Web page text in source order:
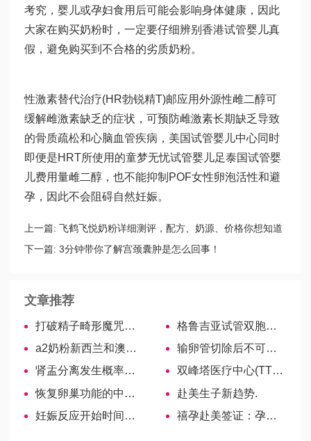
考究，婴儿或孕妇食用后可能会影响身体健康，因此
大家在购买奶粉时，一定要仔细辨别 香港试管婴儿真
假，避免购买到不合格的劣质奶粉。
性激素替代治疗(HR勃锐精T)邮应用外源性雌二醇可
缓解雌激素缺乏的症状，可预防雌激素长期缺乏导致
的骨质疏松和心脑血管疾病，美国试管婴儿中心同时
即便是HRT所使用的童梦无忧试管婴儿足泰国试管婴
儿费用量雌二醇，也不能抑制POF女性卵泡活性和避
孕，因此不会阻碍自然妊娠。
上一篇: 飞鹤飞悦奶粉详细测评，配方、奶源、价格你想知道
的这里都有！
下一篇: 3分钟带你了解宫颈囊肿是怎么回事！
文章推荐
打破精子畸形魔咒，学会这些帮你恢复
格鲁吉亚试管双胞胎费用汇总，3点决定价格！
a2奶粉新西兰和澳洲哪个好？一目了然！
输卵管切除后不可自然怀孕，试管：别怕！有我
肾盂分离发生概率并不高，100个胎儿中真没几个会出现
双峰塔医疗中心(TTMC)
恢复卵巢功能的中成药众多，辩证论治用药效果更好
赴美生子新趋势.
妊娠反应开始时间有差异！停经后6周是高发期
禧孕赴美签证：孕妈怎么办理签证